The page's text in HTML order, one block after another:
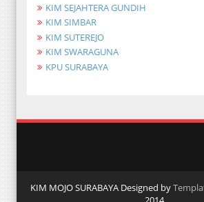
KIM SEJAHTERA GUNDIH
KIM SIMBAR
KIM SUTEREJO
KIM SWARAGUNA
KPU SURABAYA
KIM MOJO SURABAYA Designed by